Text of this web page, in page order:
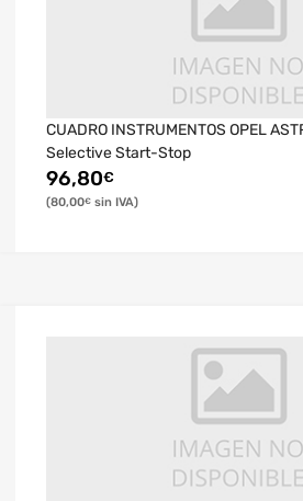
CUADRO INSTRUMENTOS OPEL
Selective Start-Stop
96,80€
80,00€